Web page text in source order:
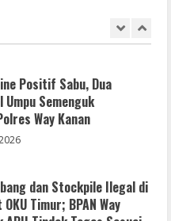
Positif Sabu, Dua
Umpu Semenguk
Way Kanan
dan Stockpile Ilegal di
Timur; BPAN Way